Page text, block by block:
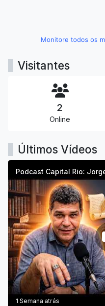
Monitore todos os
Visitantes
2
Online
Últimos Vídeos
Podcast Capital Rio:
1 Semana atrás